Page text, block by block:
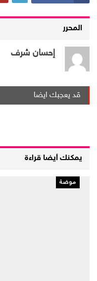
المحرر
إحسان شرف
قد يعجبك ايضا
يمكنك أيضا قراءة
موضة